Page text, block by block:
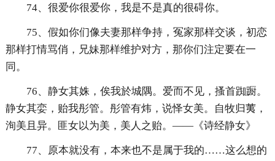
74、很爱你很爱你，我是不是真的很碍你。
75、假如你们像夫妻那样争持，冤家那样交谈，初恋
那样打情骂俏，兄妹那样维护对方，那你们注定要在一
同。
76、静女其姝，俟我於城隅。爱而不见，搔首踟蹰。
静女其娈，贻我彤管。彤管有炜，说怿女美。自牧归荑，
洵美且异。匪女以为美，美人之贻。——《诗经静女》
77、原本就没有，本来也不是属于我的……这么想的